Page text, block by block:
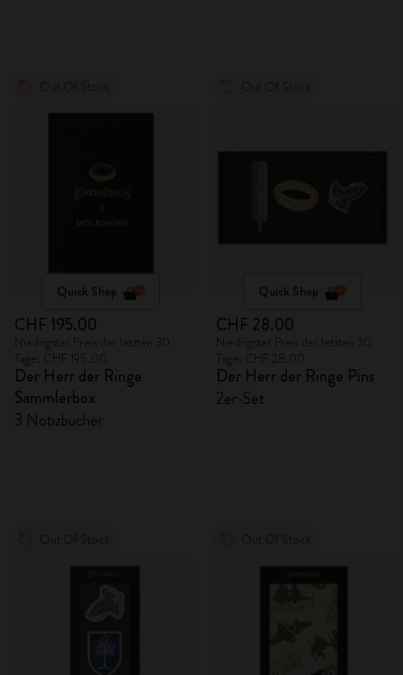
Quick Shop
CHF 195.00
Der Herr der Ringe
Sammlerbox
3 Notizbücher
Quick Shop
CHF 28.00
Der Herr der Ringe Pins
2er-Set